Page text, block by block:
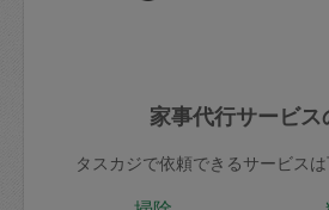
家事代行サービス
タスカジで依頼できるサービスは